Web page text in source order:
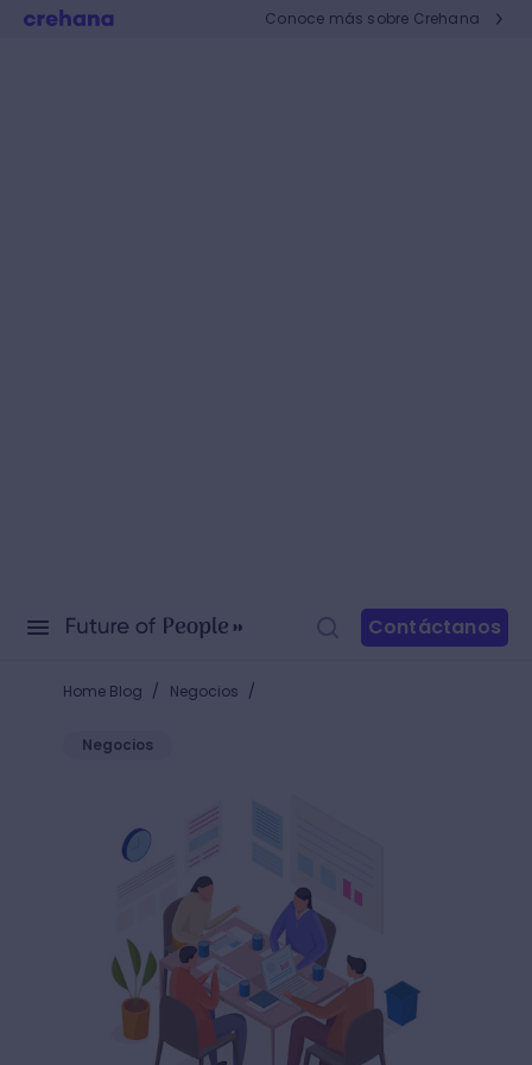
Conoce más sobre Crehana
Contáctanos
Home Blog / Negocios /
Negocios